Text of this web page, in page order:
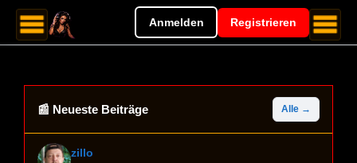
Anmelden Registrieren
📰 Neueste Beiträge Alle →
zillo